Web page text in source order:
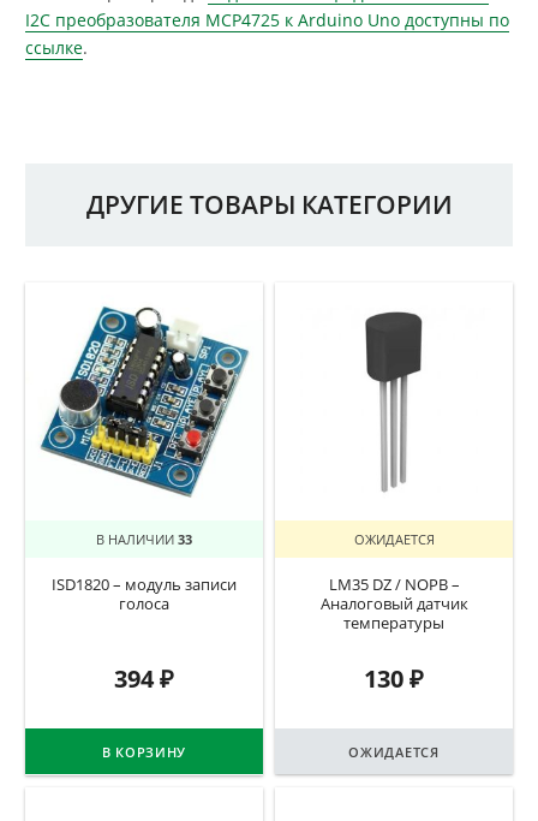
I2C преобразователя MCP4725 к Arduino Uno доступны по
ссылке.
ДРУГИЕ ТОВАРЫ КАТЕГОРИИ
В НАЛИЧИИ 33
ISD1820 – модуль записи
голоса
394₽
В КОРЗИНУ
ОЖИДАЕТСЯ
LM35 DZ / NOPB –
Аналоговый датчик
температуры
130₽
ОЖИДАЕТСЯ